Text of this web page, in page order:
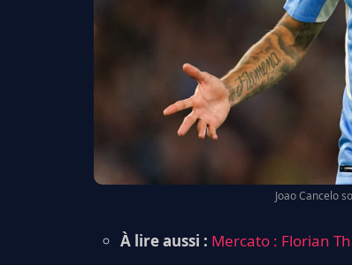
Joao Cancelo
À lire aussi : Mercato : Florian